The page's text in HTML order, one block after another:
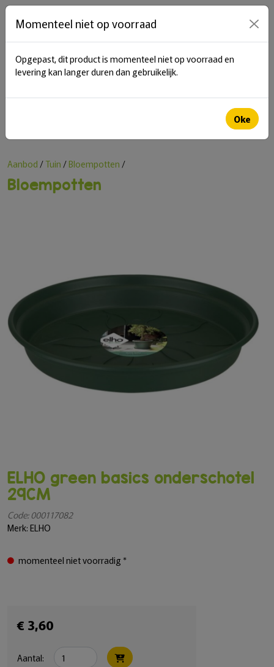
menu
Bloempotten
Aanbod /Tuin /Bloempotten /
ELHO green basics onderschotel
29CM
Code: 000117082
Merk: ELHO
momenteel niet voorradig *
Momenteel niet op voorraad
Opgepast, dit product is momenteel niet op voorraad en
levering kan langer duren dan gebruikelijk.
Oke
€ 3,60
Aantal: